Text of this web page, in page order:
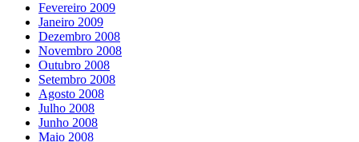
Fevereiro 2009
Janeiro 2009
Dezembro 2008
Novembro 2008
Outubro 2008
Setembro 2008
Agosto 2008
Julho 2008
Junho 2008
Maio 2008